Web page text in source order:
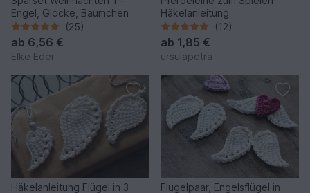
Engel, Glocke, Bäumchen
(25)
ab 6,56 €
Elke Eder
Häkelanleitung
(12)
ab 1,85 €
ursulapetra
Häkelanleitung Flügel in 3
Flügelpaar, Engelsflügel in